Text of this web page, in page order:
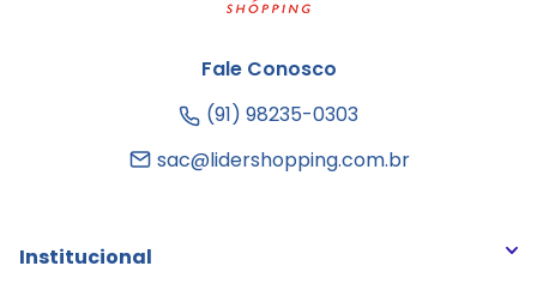
Fale Conosco
(91) 98235-0303
sac@lidershopping.com.br
Institucional